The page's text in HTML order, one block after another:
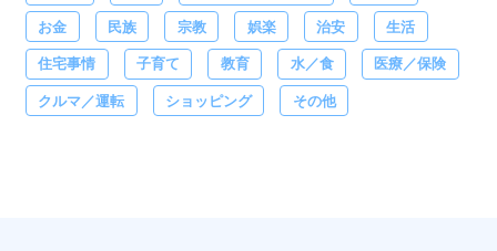
お金 民族 宗教 娯楽 治安 生活
住宅事情 子育て 教育 水／食 医療／保険
クルマ／運転 ショッピング その他